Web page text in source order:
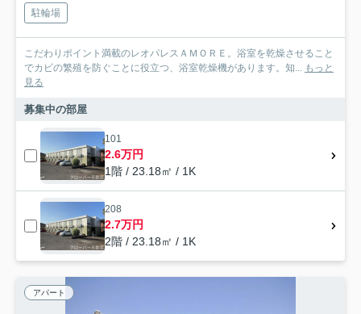
駐輪場
こだわりポイント満載のレオパレスＡＭＯＲＥ。浴室を乾燥させること
でカビの繁殖を防ぐことに役立つ、浴室乾燥機があります。知... もっと
見る
募集中の部屋
101
2.6万円
1階 / 23.18㎡ / 1K
208
2.7万円
2階 / 23.18㎡ / 1K
アパート